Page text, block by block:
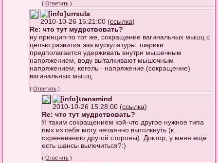
(Ответить )
urrsula
2010-10-26 15:21:00 (ссылка)
Re: что тут мудрствовать?
ну принцип-то тот же, сокращение вагинальных мышц с
целью развития эээ мускулатуры. шарики
предполагается удерживать внутри мышечным
напряжением, воду выталкивают мышечным
напряжением, кегель - напряжение (сокращение)
вагинальных мышц.
(Ответить )
transmind
2010-10-26 15:28:00 (ссылка)
Re: что тут мудрствовать?
Я таким сокращением кой-что другое нужное типа
пмх из себя могу нечаянно вытолкнуть (к
охреневанию другой стороны). Доктор, у меня ещё
есть шансы вылечиться?:)
(Ответить )